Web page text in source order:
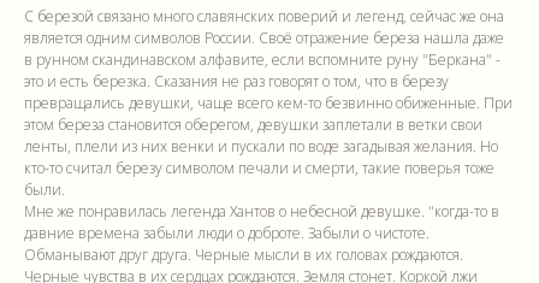
С березой связано много славянских поверий и легенд, сейчас же она
является одним символов России. Своё отражение береза нашла даже
в рунном скандинавском алфавите, если вспомните руну "Беркана" -
это и есть березка. Сказания не раз говорят о том, что в березу
превращались девушки, чаще всего кем-то безвинно обиженные. При
этом береза становится оберегом, девушки заплетали в ветки свои
ленты, плели из них венки и пускали по воде загадывая желания. Но
кто-то считал березу символом печали и смерти, такие поверья тоже
были.
Мне же понравилась легенда Хантов о небесной девушке. "когда-то в
давние времена забыли люди о доброте. Забыли о чистоте.
Обманывают друг друга. Черные мысли в их головах рождаются.
Черные чувства в их сердцах рождаются. Земля стонет. Коркой лжи